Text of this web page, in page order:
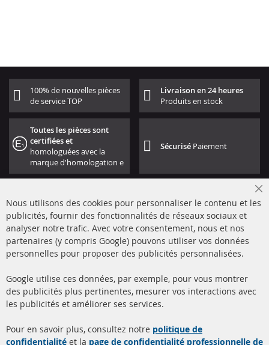
100% de nouvelles pièces
de service TOP
Livraison en 24 heures
Produits en stock
Toutes les pièces sont
certifiées et
homologuées avec la
marque d'homologation e
Sécurisé Paiement
+49 (0) 4533 799000
info@contra-automotive.de
facebook
instagram
Nous utilisons des cookies pour personnaliser le contenu et les
publicités, fournir des fonctionnalités de réseaux sociaux et
analyser notre trafic. Avec votre consentement, nous et nos
partenaires (y compris Google) pouvons utiliser vos données
personnelles pour proposer des publicités personnalisées.
Google utilise ces données, par exemple, pour vous montrer
des publicités plus pertinentes, mesurer vos interactions avec
les publicités et améliorer ses services.
Pour en savoir plus, consultez notre politique de
confidentialité et la page de confidentialité professionnelle de